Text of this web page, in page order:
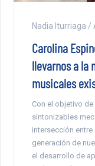
Nadia Iturriaga /
Carolina
llevarnos a la
musicales
Con el objetivo
sintonizables
intersección
generación de
el desarrollo de